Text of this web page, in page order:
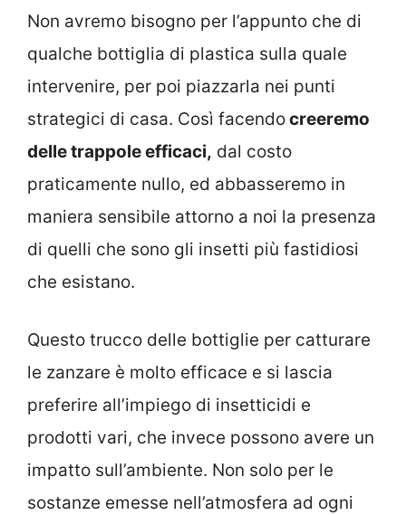
Non avremo bisogno per l’appunto che di
qualche bottiglia di plastica sulla quale
intervenire, per poi piazzarla nei punti
strategici di casa. Così facendocreeremo
delle trappole efficaci, dal costo
praticamente nullo, ed abbasseremo in
maniera sensibile attorno a noi la presenza
di quelli che sono gli insetti più fastidiosi
che esistano.
Questo trucco delle bottiglie per catturare
le zanzare è molto efficace e si lascia
preferire all’impiego di insetticidi e
prodotti vari, che invece possono avere un
impatto sull’ambiente. Non solo per le
sostanze emesse nell’atmosfera ad ogni